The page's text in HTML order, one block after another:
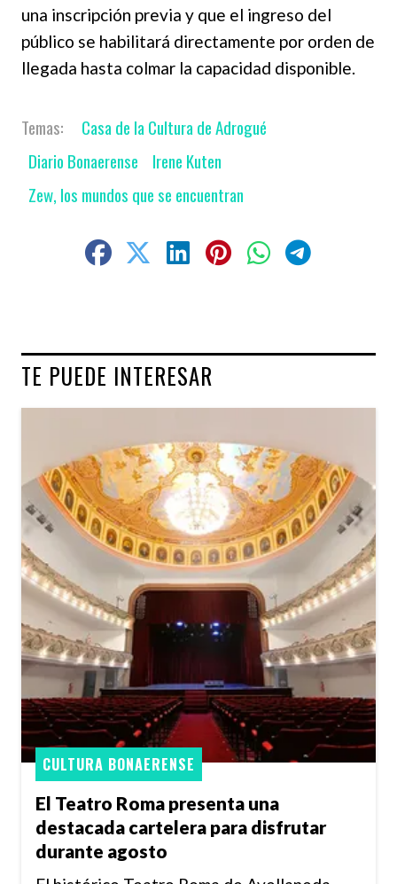
una inscripción previa y que el ingreso del
público se habilitará directamente por orden de
llegada hasta colmar la capacidad disponible.
Casa de la Cultura de Adrogué
Diario Bonaerense
Irene Kuten
Zew, los mundos que se encuentran
TE PUEDE INTERESAR
El Teatro Roma presenta una
destacada cartelera para disfrutar
durante agosto
CULTURA BONAERENSE